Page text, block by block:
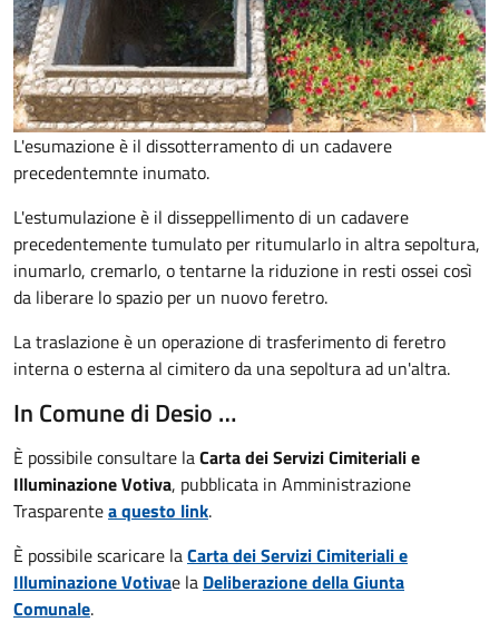
L'esumazione è il dissotterramento di un cadavere
precedentemnte inumato.
L'estumulazione è il disseppellimento di un cadavere
precedentemente tumulato per ritumularlo in altra sepoltura,
inumarlo, cremarlo, o tentarne la riduzione in resti ossei così
da liberare lo spazio per un nuovo feretro.
La traslazione è un operazione di trasferimento di feretro
interna o esterna al cimitero da una sepoltura ad un'altra.
In Comune di Desio …
È possibile consultare laCarta dei Servizi Cimiteriali e
Illuminazione Votiva, pubblicata in Amministrazione
Trasparentea questo link.
È possibile scaricare laCarta dei Servizi Cimiteriali e
Illuminazione Votivae la Deliberazione della Giunta
Comunale.